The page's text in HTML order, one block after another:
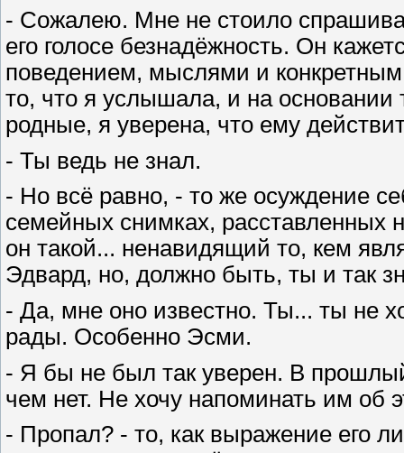
- Сожалею. Мне не стоило
его голосе безнадёжность. Он
поведением, мыслями и
то, что я услышала, и на основании
родные, я уверена, что ему
- Ты ведь не знал.
- Но всё равно, - то же осуждение
семейных снимках, расставленных
он такой... ненавидящий то, кем
Эдвард, но, должно быть, ты и так
- Да, мне оно известно. Ты... ты не
рады. Особенно Эсми.
- Я бы не был так уверен. В
чем нет. Не хочу напоминать им об
- Пропал? - то, как выражение его